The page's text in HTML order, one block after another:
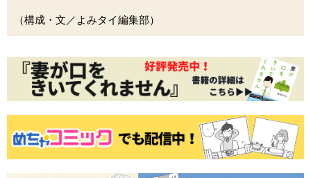
（構成・文／よみタイ編集部）